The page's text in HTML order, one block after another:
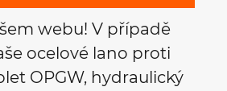
webu! V případě
ocelové lano proti
OPGW, hydraulický